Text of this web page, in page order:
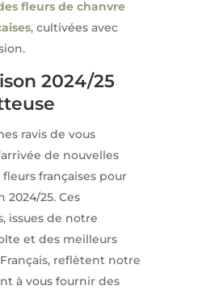
fleurs de chanvre
, cultivées avec
2024/25
ravis de vous
de nouvelles
françaises pour
2024/25. Ces
issues de notre
et des meilleurs
reflètent notre
à vous fournir des